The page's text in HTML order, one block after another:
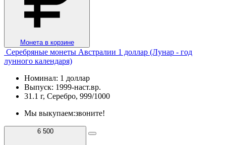
Монета в корзине
Серебряные монеты Австралии 1 доллар (Лунар - год
лунного календаря)
Номинал: 1 доллар
Выпуск: 1999-наст.вр.
31.1 г, Серебро, 999/1000
Мы выкупаем:звоните!
6 500